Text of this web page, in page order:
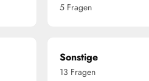
5 Fragen
Sonstige
13 Fragen